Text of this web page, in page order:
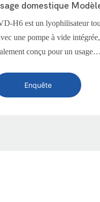
domestique
FVD-H6
H6 est un lyophilisateur
une pompe à vide intégrée,
conçu pour un usage
commandes conviviales, il
de qualité professionnelle
Enquête